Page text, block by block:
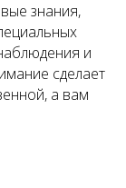
знания,
и
сделает
а вам